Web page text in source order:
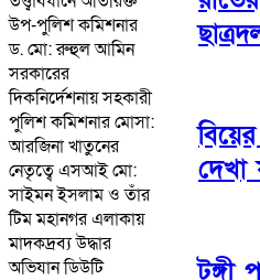
উপ-পুলিশ কমিশনার
ড. মো: রুহুল আমিন
সরকারের
দিকনির্দেশনায় সহকারী
পুলিশ কমিশনার মোসা:
আরজিনা খাতুনের
নেতৃত্বে এসআই মো:
সাইমন ইসলাম ও তাঁর
টিম মহানগর এলাকায়
মাদকদ্রব্য উদ্ধার
অভিযান ডিউটি
দেখা
টঙ্গী